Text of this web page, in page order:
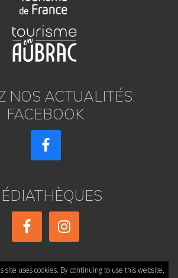
NOS ACTUALITÉS:
FACEBOOK
site uses cookies. By continuing to use this website,